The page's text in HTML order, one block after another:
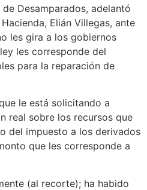
Desamparados, adelantó
Elián Villegas, ante
les gira a los gobiernos
les corresponde del
para la reparación de
le está solicitando a
real sobre los recursos que
del impuesto a los derivados
que les corresponde a
(al recorte); ha habido